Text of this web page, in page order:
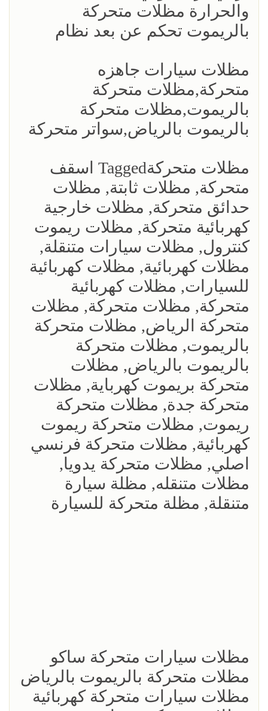
والحرارة مظلات متحركة
بالريموت تحكم عن بعد نظام
مظلات سيارات جاهزه
متحركة,مظلات متحركة
بالريموت,مظلات متحركة
بالريموت بالرياض,سواتر متحركة
مظلات متحركةTagged اسقف
متحركة, مظلات ثابتة, مظلات
حدائق متحركة, مظلات خارجية
كهربائية متحركة, مظلات ريموت
كنترول, مظلات سيارات متنقلة,
مظلات كهربائية, مظلات كهربائية
للسيارات, مظلات كهربائية
متحركة, مظلات متحركة, مظلات
متحركة الرياض, مظلات متحركة
بالريموت, مظلات متحركة
بالريموت بالرياض, مظلات
متحركة بريموت كهرباية, مظلات
متحركة جدة, مظلات متحركة
ريموت, مظلات متحركة ريموت
كهربائية, مظلات متحركة فرنسي
اصلي, مظلات متحركة يدويا,
مظلات متنقله, مظلة سيارة
متنقلة, مظلة متحركة للسيارة
مظلات سيارات متحركة ساكو
مظلات متحركة بالريموت بالرياض
مظلات سيارات متحركة كهربائية